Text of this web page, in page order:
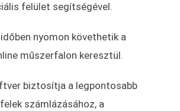
felület segítségével.
nyomon követhetik a
műszerfalon keresztül.
biztosítja a legpontosabb
számlázásához, a